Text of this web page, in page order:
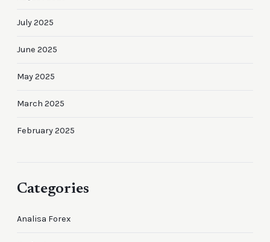
July 2025
June 2025
May 2025
March 2025
February 2025
Categories
Analisa Forex